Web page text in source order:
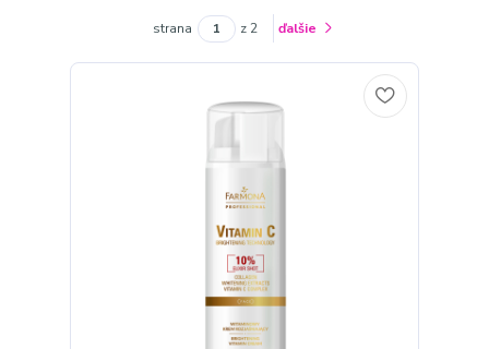
strana z 2 ďalšie